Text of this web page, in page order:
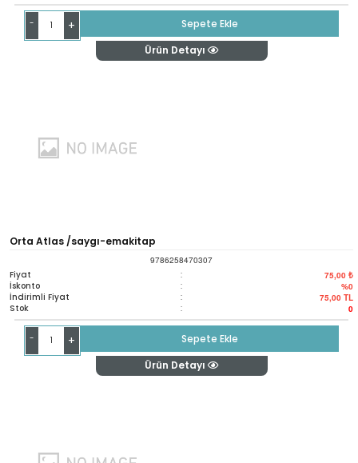
- +
Sepete Ekle
Ürün Detayı
Orta Atlas /saygı-emakitap
9786258470307
Fiyat : 75,00 ₺
İskonto : %0
İndirimli Fiyat : 75,00 TL
Stok : 0
- +
Sepete Ekle
Ürün Detayı